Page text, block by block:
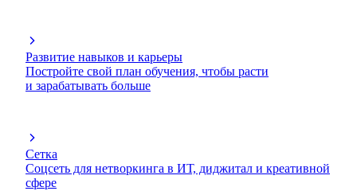
Развитие навыков и карьеры
Постройте свой план обучения, чтобы расти
и зарабатывать больше
Сетка
Соцсеть для нетворкинга в ИТ, диджитал и креативной
сфере